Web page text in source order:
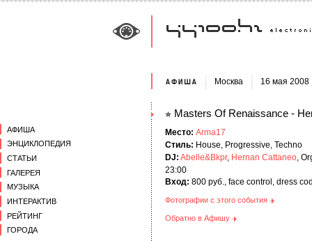
АФИША
ЭНЦИКЛОПЕДИЯ
СТАТЬИ
ГАЛЕРЕЯ
МУЗЫКА
ИНТЕРАКТИВ
РЕЙТИНГ
ГОРОДА
Москва 16 мая 2008
Masters Of Renaissance -
Место: Arma17
Стиль: House, Progressive, Techno
DJ: Abelle&Bkpr, Hernan Cattaneo ,
23:00
Вход: 800 руб., face control, dress
Фотографии с этого события
Обратно в Афишу